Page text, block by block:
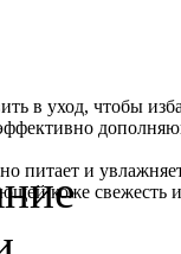
в уход, чтобы
питает и
коже свежесть